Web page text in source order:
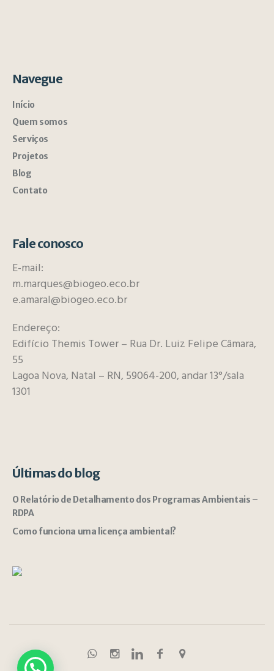
Navegue
Início
Quem somos
Serviços
Projetos
Blog
Contato
Fale conosco
E-mail:
m.marques@biogeo.eco.br
e.amaral@biogeo.eco.br
Endereço:
Edifício Themis Tower – Rua Dr. Luiz Felipe Câmara,
55
Lagoa Nova, Natal – RN, 59064-200, andar 13°/sala
1301
Últimas do blog
O Relatório de Detalhamento dos Programas Ambientais –
RDPA
Como funciona uma licença ambiental?